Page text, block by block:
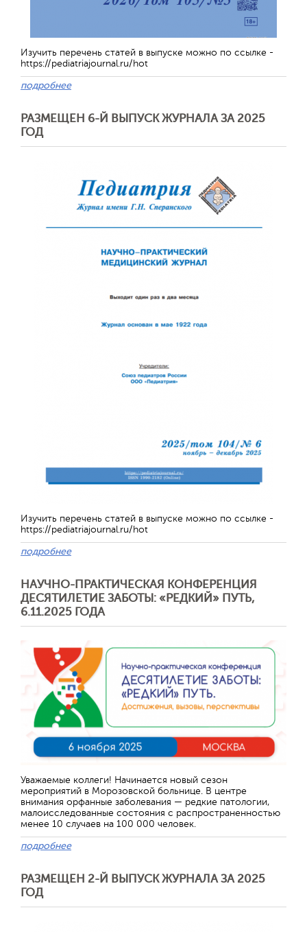
Изучить перечень статей в выпуске можно по ссылке -
https://pediatriajournal.ru/hot
подробнее
РАЗМЕЩЕН 6-Й ВЫПУСК ЖУРНАЛА ЗА 2025
ГОД
Изучить перечень статей в выпуске можно по ссылке -
https://pediatriajournal.ru/hot
подробнее
НАУЧНО-ПРАКТИЧЕСКАЯ КОНФЕРЕНЦИЯ
ДЕСЯТИЛЕТИЕ ЗАБОТЫ: «РЕДКИЙ» ПУТЬ,
6.11.2025 ГОДА
Уважаемые коллеги! Начинается новый сезон
мероприятий в Морозовской больнице. В центре
внимания орфанные заболевания — редкие патологии,
малоисследованные состояния с распространенностью
менее 10 случаев на 100 000 человек.
подробнее
РАЗМЕЩЕН 2-Й ВЫПУСК ЖУРНАЛА ЗА 2025
ГОД